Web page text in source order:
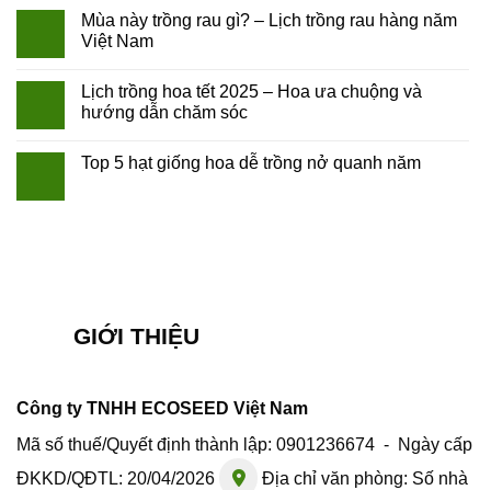
Mùa này trồng rau gì? – Lịch trồng rau hàng năm
Việt Nam
Lịch trồng hoa tết 2025 – Hoa ưa chuộng và
hướng dẫn chăm sóc
Top 5 hạt giống hoa dễ trồng nở quanh năm
GIỚI THIỆU
Công ty TNHH ECOSEED Việt Nam
Mã số thuế/Quyết định thành lập: 0901236674 - Ngày cấp
ĐKKD/QĐTL: 20/04/2026
Địa chỉ văn phòng: Số nhà